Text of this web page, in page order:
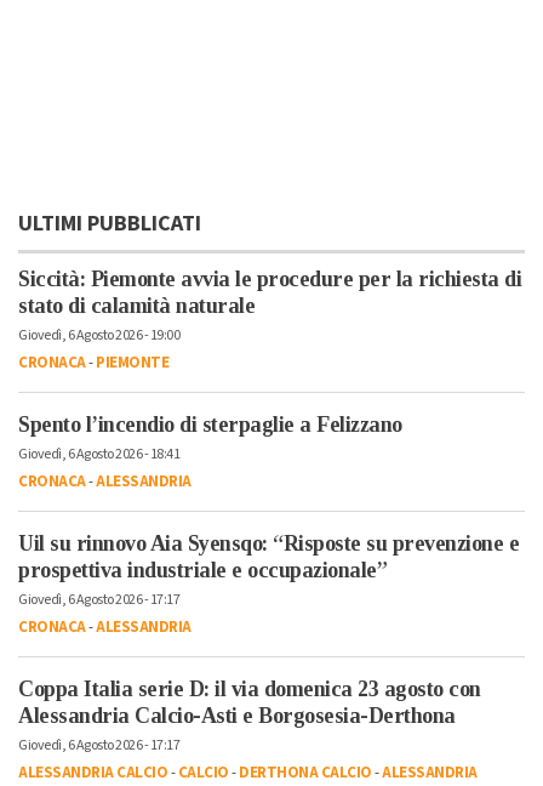
ULTIMI PUBBLICATI
Siccità: Piemonte avvia le procedure per la richiesta di
stato di calamità naturale
Giovedì, 6 Agosto 2026 - 19:00
CRONACA-PIEMONTE
Spento l’incendio di sterpaglie a Felizzano
Giovedì, 6 Agosto 2026 - 18:41
CRONACA-ALESSANDRIA
Uil su rinnovo Aia Syensqo: “Risposte su prevenzione e
prospettiva industriale e occupazionale”
Giovedì, 6 Agosto 2026 - 17:17
CRONACA-ALESSANDRIA
Coppa Italia serie D: il via domenica 23 agosto con
Alessandria Calcio-Asti e Borgosesia-Derthona
Giovedì, 6 Agosto 2026 - 17:17
ALESSANDRIA CALCIO-CALCIO-DERTHONA CALCIO-ALESSANDRIA